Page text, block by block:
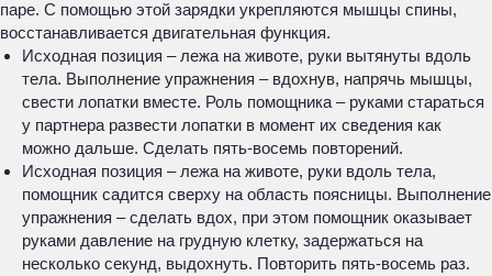
паре. С помощью этой зарядки укрепляются мышцы спины,
восстанавливается двигательная функция.
Исходная позиция – лежа на животе, руки вытянуты вдоль
тела. Выполнение упражнения – вдохнув, напрячь мышцы,
свести лопатки вместе. Роль помощника – руками стараться
у партнера развести лопатки в момент их сведения как
можно дальше. Сделать пять-восемь повторений.
Исходная позиция – лежа на животе, руки вдоль тела,
помощник садится сверху на область поясницы. Выполнение
упражнения – сделать вдох, при этом помощник оказывает
руками давление на грудную клетку, задержаться на
несколько секунд, выдохнуть. Повторить пять-восемь раз.